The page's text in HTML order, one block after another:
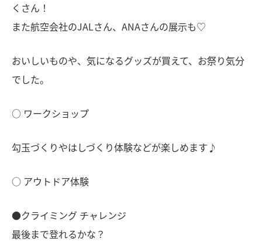
くさん！
また航空会社のJALさん、ANAさんの展示も♡
おいしいものや、気になるグッズが買えて、お祭り気分
でした。
○ ワークショップ
勾玉づくりやはしづくり体験などが楽しめます♪
○ アウトドア体験
●クライミング チャレンジ
最後まで登れるかな？